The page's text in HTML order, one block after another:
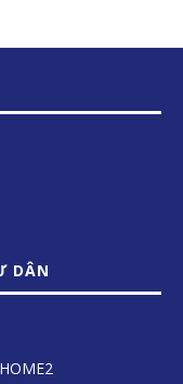
DÂN